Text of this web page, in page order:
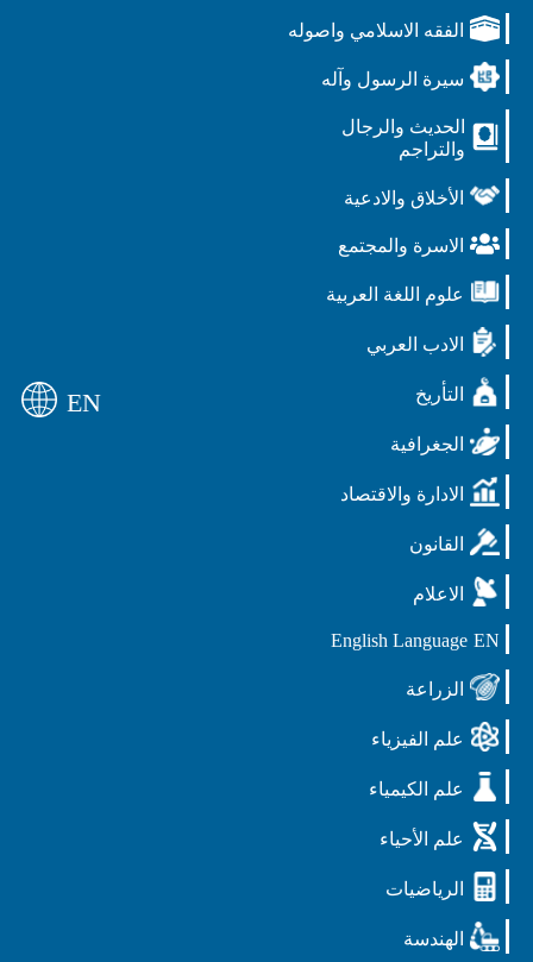
الفقه الاسلامي واصوله
سيرة الرسول وآله
الحديث والرجال
والتراجم
الأخلاق والادعية
الاسرة والمجتمع
علوم اللغة العربية
الادب العربي
التأريخ
الجغرافية
الادارة والاقتصاد
القانون
الاعلام
EN
English Language
الزراعة
علم الفيزياء
علم الكيمياء
علم الأحياء
الرياضيات
الهندسة
EN